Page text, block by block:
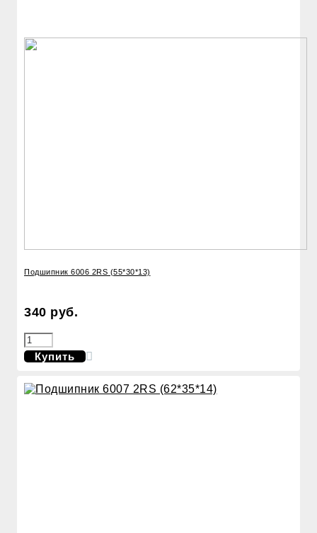
Подшипник 6006 2RS (55*30*13)
340 руб.
Купить